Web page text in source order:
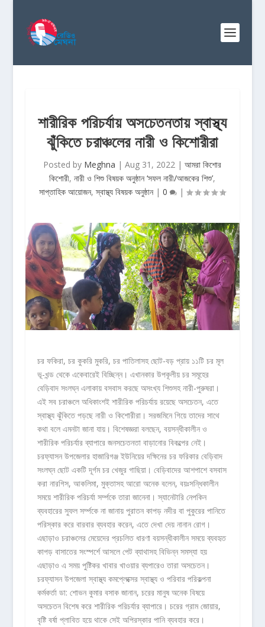
শারীরিক পরিচর্যায় অসচেতনতায় স্বাস্থ্য
ঝুঁকিতে চরাঞ্চলের নারী ও কিশোরীরা
Posted by Meghna |Aug 31, 2022 |আমরা কিশোর
কিশোরী,নারী ও শিশু বিষয়ক অনুষ্ঠান ‘সফল নারী/আজকের শিশু’,
সাপ্তাহিক আয়োজন,স্বাস্থ্য বিষয়ক অনুষ্ঠান|0 |
চর ফকিরা, চর কুকরি মুকরি, চর পাতিলাসহ ছোট-বড় প্রায় ১১টি চর মূল
ভূ-খন্ড থেকে একেবারেই বিচ্ছিন্ন। এখানকার উপকূলীয় চর সমূহের
বেড়িবাদ সংলঘ্ন এলাকায় বসবাস করছে অসংখ্য শিশুসহ নারী-পুরুষরা।
এই সব চরাঞ্চলে অধিকাংশই শারীরিক পরিচর্যায় রয়েছে অসচেতন, এতে
স্বাস্থ্য ঝুঁকিতে পড়ছে নারী ও কিশোরীরা। সরজমিনে গিয়ে তাদের সাথে
কথা বলে এমনটা জানা যায়। বিশেষজ্ঞরা বলছেন, বয়সন্ধীকালীন ও
শারীরিক পরিচর্যার ব্যাপারে জনসচেতনতা বাড়ানোর বিকল্পের নেই।
চরফ্যাসন উপজেলার হাজারিগঞ্জ ইউনিয়ের দক্ষিনের চর ফরিকার বেড়িবাদ
সংলঘ্ন ছোট একটি দূর্গম চর খেজুর গাছিয়া। বেড়িবাদের আশপাশে বসবাস
করা নারগিস, আকলিমা, মুক্তাসহ আরো অনেক বলেন, বয়ঃসন্ধিকালীন
সময়ে শারীরিক পরিচর্যা সর্ম্পকে তারা জানেনা। স্যানেটারি নেপকিন
ব্যবহারের সুফল সর্ম্পকে না জানায় পুরাতন কাপড় নদীর বা পুকুরের পানিতে
পরিস্কার করে বারবার ব্যবহার করেন, এতে দেখা দেয় নানান রোগ।
এছাড়াও চরাঞ্চলের মেয়েদের প্রচলিত ধারণা বয়সন্ধীকালীন সময়ে ব্যবহৃত
কাপড় বাসাতের সংস্পর্শে আসলে পেট ব্যাথাসহ বিভিন্ন সমস্যা হয়
এছাড়াও এ সময় পুষ্টিকর খাবার খাওয়ার ব্যপারেও তারা অসচেতন।
চরফ্যাসন উপজেলা স্বাস্থ্য কমপ্লেক্সের স্বাস্থ্য ও পরিবার পরিকল্পনা
কর্মকর্তা ডা: শোভন কুমার বসাক জানান, চরের মানুষ অনেক বিষয়ে
অসচেতন বিশেষ করে শারীরিক পরিচর্যার ব্যাপারে। চরের গ্রাম জোয়ার,
বৃষ্টি বর্ষা প্লাবিত হয়ে থাকে সেই অপিরস্কার পানি ব্যবহার করে।